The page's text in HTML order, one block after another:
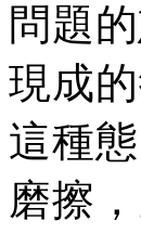
問題
現成
這種
磨擦